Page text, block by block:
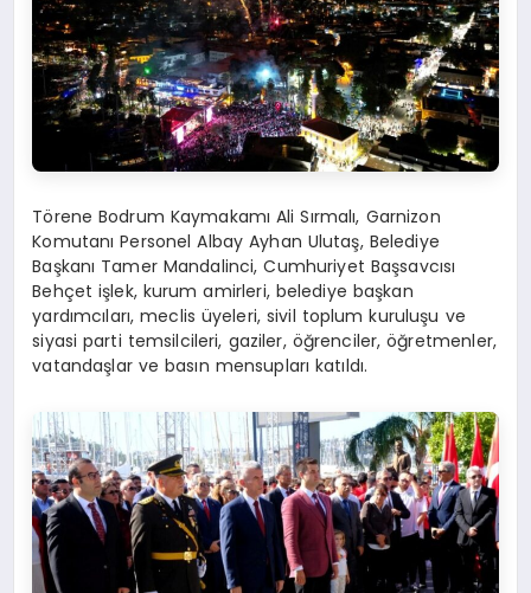
Törene Bodrum Kaymakamı Ali Sırmalı, Garnizon
Komutanı Personel Albay Ayhan Ulutaş, Belediye
Başkanı Tamer Mandalinci, Cumhuriyet Başsavcısı
Behçet işlek, kurum amirleri, belediye başkan
yardımcıları, meclis üyeleri, sivil toplum kuruluşu ve
siyasi parti temsilcileri, gaziler, öğrenciler, öğretmenler,
vatandaşlar ve basın mensupları katıldı.